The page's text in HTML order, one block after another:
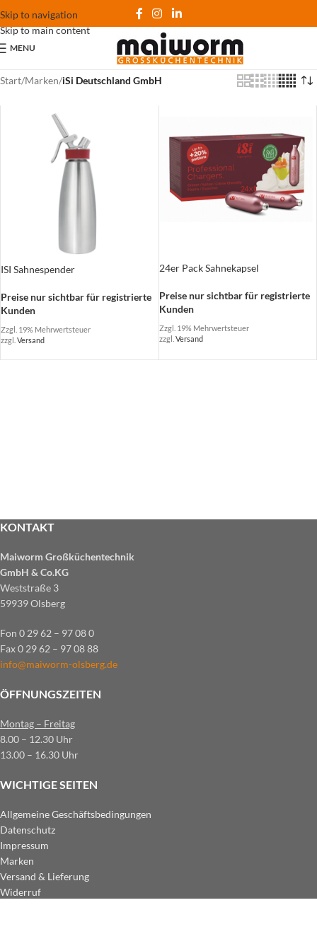
Skip to navigation
Skip to main content
MENU
Start/Marken/iSi Deutschland GmbH
ISI Sahnespender
Preise nur sichtbar für registrierte
Kunden
Zzgl. 19% Mehrwertsteuer
zzgl. Versand
24er Pack Sahnekapsel
Preise nur sichtbar für registrierte
Kunden
Zzgl. 19% Mehrwertsteuer
zzgl. Versand
KONTAKT
Maiworm Großküchentechnik
GmbH & Co.KG
Weststraße 3
59939 Olsberg
Fon 0 29 62 – 97 08 0
Fax 0 29 62 – 97 08 88
info@maiworm-olsberg.de
ÖFFNUNGSZEITEN
Montag – Freitag
8.00 – 12.30 Uhr
13.00 – 16.30 Uhr
WICHTIGE SEITEN
Allgemeine Geschäftsbedingungen
Datenschutz
Impressum
Marken
Versand & Lieferung
Widerruf